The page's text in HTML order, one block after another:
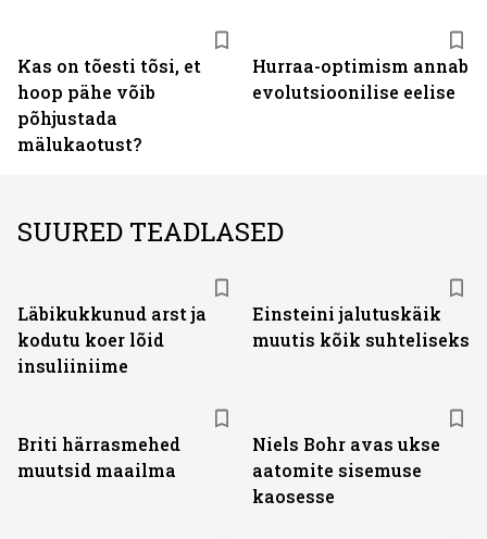
Kas on tõesti tõsi, et
hoop pähe võib
põhjustada
mälukaotust?
Hurraa-optimism annab
evolutsioonilise eelise
SUURED TEADLASED
Läbikukkunud arst ja
kodutu koer lõid
insuliiniime
Einsteini jalutuskäik
muutis kõik suhteliseks
Briti härrasmehed
muutsid maailma
Niels Bohr avas ukse
aatomite sisemuse
kaosesse